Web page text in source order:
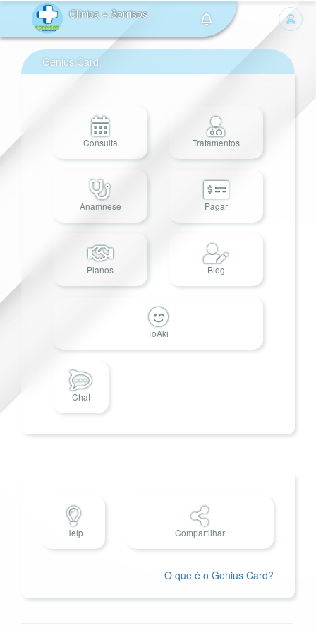
Clínica + Sorrisos
Genius Card
Consulta Tratamentos
Anamnese Pagar
Planos Blog
ToAki
Chat
Compartilhar
Help
O que é o Genius Card?